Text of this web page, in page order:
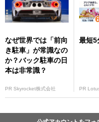
なぜ世界では「前向
き駐車」が常識なの
か？バック駐車の日
本は非常識？
PR Skyrocket株式会社
最短5
PR